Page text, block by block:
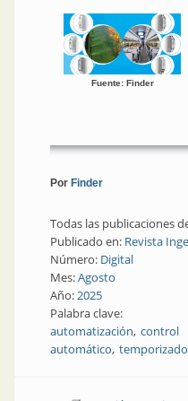
Fuente: Finder
Por Finder
Todas las publicaciones
Publicado en: Revista
Número: Digital
Mes:Agosto
Año:2025
Palabra clave:
automatización control
automático